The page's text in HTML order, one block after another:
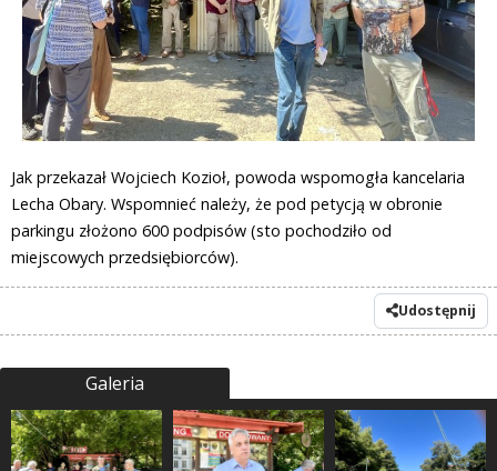
Jak przekazał Wojciech Kozioł, powoda wspomogła kancelaria
Lecha Obary. Wspomnieć należy, że pod petycją w obronie
parkingu złożono 600 podpisów (sto pochodziło od
miejscowych przedsiębiorców).
Udostępnij
Galeria